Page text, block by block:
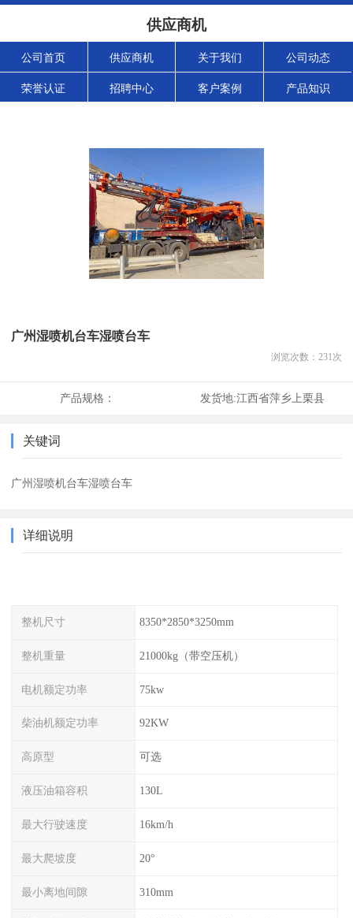
供应商机
公司首页 供应商机 关于我们 公司动态
荣誉认证 招聘中心 客户案例 产品知识
广州湿喷机台车湿喷台车
浏览次数： 231次
产品规格： 发货地:江西省萍乡上栗县
关键词
广州湿喷机台车湿喷台车
详细说明
整机尺寸 8350*2850*3250mm
整机重量 21000kg（带空压机）
电机额定功率 75kw
柴油机额定功率 92KW
高原型 可选
液压油箱容积 130L
最大行驶速度 16km/h
最大爬坡度 20°
最小离地间隙 310mm